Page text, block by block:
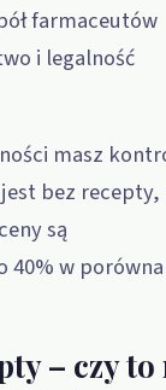
farmaceutów
i legalność
masz
bez recepty,
są
40% w
– czy to